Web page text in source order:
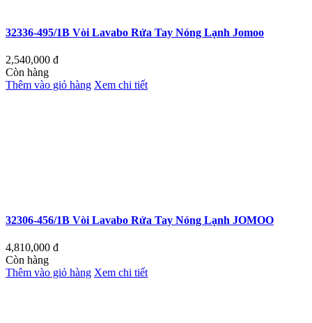
32336-495/1B Vòi Lavabo Rửa Tay Nóng Lạnh Jomoo
2,540,000 đ
Còn hàng
Thêm vào giỏ hàng Xem chi tiết
32306-456/1B Vòi Lavabo Rửa Tay Nóng Lạnh JOMOO
4,810,000 đ
Còn hàng
Thêm vào giỏ hàng Xem chi tiết